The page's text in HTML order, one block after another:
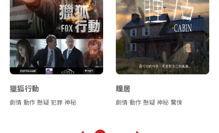
獵狐行動
劇情 動作 懸疑 犯罪 神秘
瞳居
劇情 動作 懸疑 神秘 驚悚